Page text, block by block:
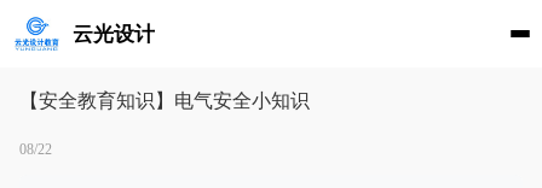
云光设计
【安全教育知识】电气安全小知识
08/22